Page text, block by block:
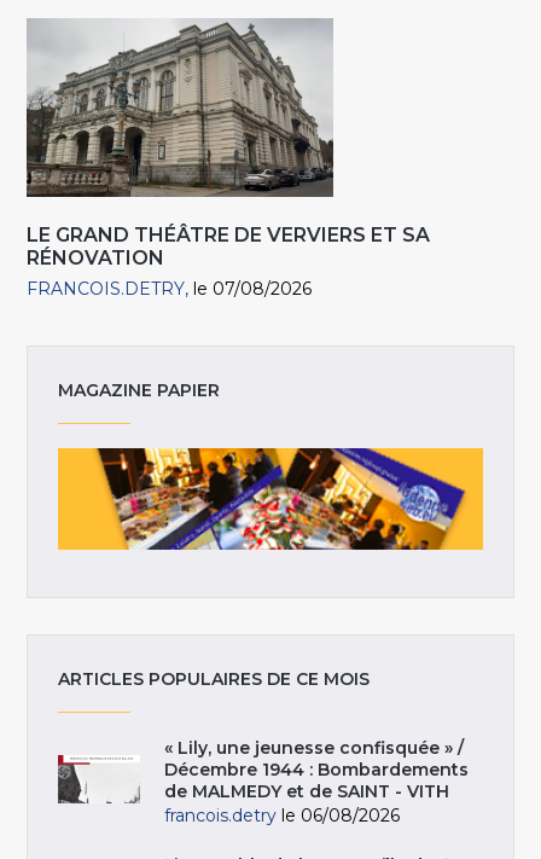
LE GRAND THÉÂTRE DE VERVIERS ET SA
RÉNOVATION
FRANCOIS.DETRY le 07/08/2026
MAGAZINE PAPIER
ARTICLES POPULAIRES DE CE MOIS
« Lily, une jeunesse confisquée » /
Décembre 1944 : Bombardements
de MALMEDY et de SAINT - VITH
francois.detry le 06/08/2026